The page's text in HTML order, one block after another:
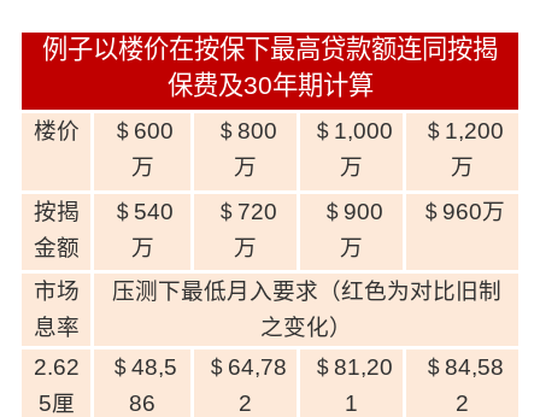
例子以楼价在按保下最高贷款额连同按揭
保费及30年期计算
楼价
＄600
万
＄800
万
＄1,000
万
＄1,200
万
按揭
金额
＄540
万
＄720
万
＄900
万
＄960万
市场
息率
压测下最低月入要求（红色为对比旧制
之变化）
2.62
5厘
＄48,5
86
＄64,78
2
＄81,20
1
＄84,58
2